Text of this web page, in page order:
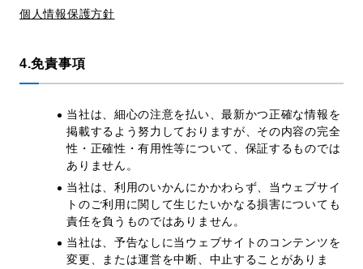
個人情報保護方針
4.免責事項
当社は、細心の注意を払い、最新かつ正確な情報を
掲載するよう努力しておりますが、その内容の完全
性・正確性・有用性等について、保証するものでは
ありません。
当社は、利用のいかんにかかわらず、当ウェブサイ
トのご利用に関して生じたいかなる損害についても
責任を負うものではありません。
当社は、予告なしに当ウェブサイトのコンテンツを
変更、または運営を中断、中止することがありま